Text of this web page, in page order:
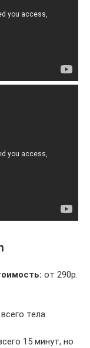
от 290р.
тела
15 минут, но